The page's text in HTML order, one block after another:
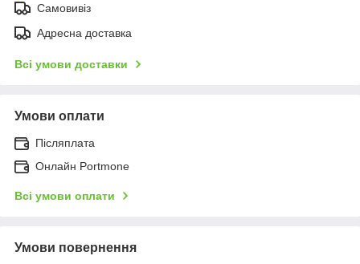
Самовивіз
Адресна доставка
Всі умови доставки
Умови оплати
Післяплата
Онлайн Portmone
Всі умови оплати
Умови повернення